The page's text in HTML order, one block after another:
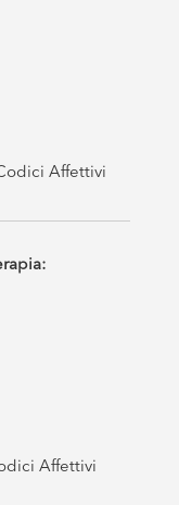
Affettivi
Affettivi